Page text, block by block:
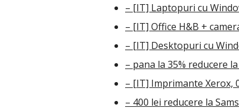
– [IT] Laptopuri cu
– [IT] Office H&B +
– [IT] Desktopuri cu
– pana la 35% reducere
– [IT] Imprimante Xerox,
– 400 lei reducere la